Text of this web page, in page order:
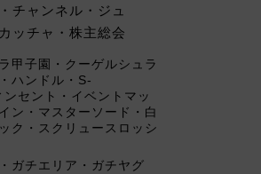
チャンネル・ジュ
ッチャ・株主総会
甲子園・クーゲルシュラ
ハンドル・S-
セント・イベントマッ
ン・マスターソード・白
ク・スクリュースロッシ
ガチエリア・ガチヤグ